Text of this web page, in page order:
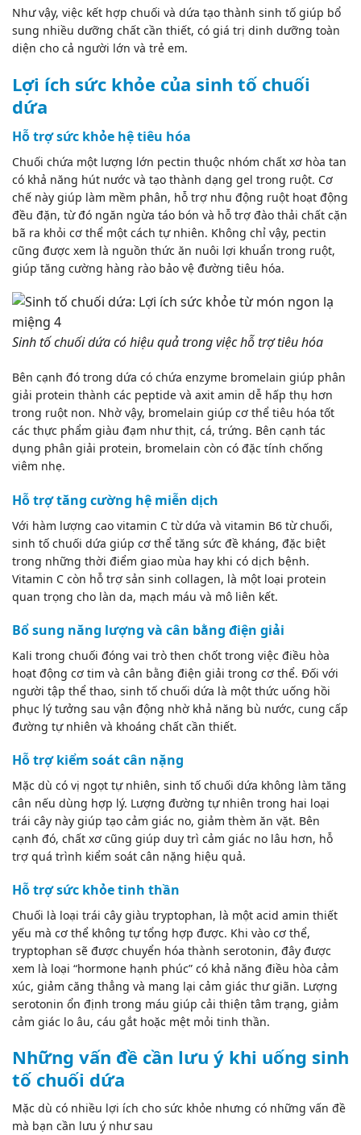
Như vậy, việc kết hợp chuối và dứa tạo thành sinh tố giúp bổ
sung nhiều dưỡng chất cần thiết, có giá trị dinh dưỡng toàn
diện cho cả người lớn và trẻ em.
Lợi ích sức khỏe của sinh tố chuối
dứa
Hỗ trợ sức khỏe hệ tiêu hóa
Chuối chứa một lượng lớn pectin thuộc nhóm chất xơ hòa tan
có khả năng hút nước và tạo thành dạng gel trong ruột. Cơ
chế này giúp làm mềm phân, hỗ trợ nhu động ruột hoạt động
đều đặn, từ đó ngăn ngừa táo bón và hỗ trợ đào thải chất cặn
bã ra khỏi cơ thể một cách tự nhiên. Không chỉ vậy, pectin
cũng được xem là nguồn thức ăn nuôi lợi khuẩn trong ruột,
giúp tăng cường hàng rào bảo vệ đường tiêu hóa.
Sinh tố chuối dứa có hiệu quả trong việc hỗ trợ tiêu hóa
Bên cạnh đó trong dứa có chứa enzyme bromelain giúp phân
giải protein thành các peptide và axit amin dễ hấp thụ hơn
trong ruột non. Nhờ vậy, bromelain giúp cơ thể tiêu hóa tốt
các thực phẩm giàu đạm như thịt, cá, trứng. Bên cạnh tác
dụng phân giải protein, bromelain còn có đặc tính chống
viêm nhẹ.
Hỗ trợ tăng cường hệ miễn dịch
Với hàm lượng cao vitamin C từ dứa và vitamin B6 từ chuối,
sinh tố chuối dứa giúp cơ thể tăng sức đề kháng, đặc biệt
trong những thời điểm giao mùa hay khi có dịch bệnh.
Vitamin C còn hỗ trợ sản sinh collagen, là một loại protein
quan trọng cho làn da, mạch máu và mô liên kết.
Bổ sung năng lượng và cân bằng điện giải
Kali trong chuối đóng vai trò then chốt trong việc điều hòa
hoạt động cơ tim và cân bằng điện giải trong cơ thể. Đối với
người tập thể thao, sinh tố chuối dứa là một thức uống hồi
phục lý tưởng sau vận động nhờ khả năng bù nước, cung cấp
đường tự nhiên và khoáng chất cần thiết.
Hỗ trợ kiểm soát cân nặng
Mặc dù có vị ngọt tự nhiên, sinh tố chuối dứa không làm tăng
cân nếu dùng hợp lý. Lượng đường tự nhiên trong hai loại
trái cây này giúp tạo cảm giác no, giảm thèm ăn vặt. Bên
cạnh đó, chất xơ cũng giúp duy trì cảm giác no lâu hơn, hỗ
trợ quá trình kiểm soát cân nặng hiệu quả.
Hỗ trợ sức khỏe tinh thần
Chuối là loại trái cây giàu tryptophan, là một acid amin thiết
yếu mà cơ thể không tự tổng hợp được. Khi vào cơ thể,
tryptophan sẽ được chuyển hóa thành serotonin, đây được
xem là loại “hormone hạnh phúc” có khả năng điều hòa cảm
xúc, giảm căng thẳng và mang lại cảm giác thư giãn. Lượng
serotonin ổn định trong máu giúp cải thiện tâm trạng, giảm
cảm giác lo âu, cáu gắt hoặc mệt mỏi tinh thần.
Những vấn đề cần lưu ý khi uống sinh
tố chuối dứa
Mặc dù có nhiều lợi ích cho sức khỏe nhưng có những vấn đề
mà bạn cần lưu ý như sau